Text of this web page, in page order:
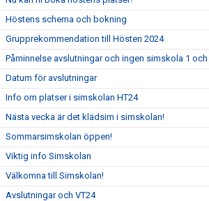
Höstens schema och bokning
Grupprekommendation till Hösten 2024
Påminnelse avslutningar och ingen simskola 1 och
Datum för avslutningar
Info om platser i simskolan HT24
Nästa vecka är det klädsim i simskolan!
Sommarsimskolan öppen!
Viktig info Simskolan
Välkomna till Simskolan!
Avslutningar och VT24